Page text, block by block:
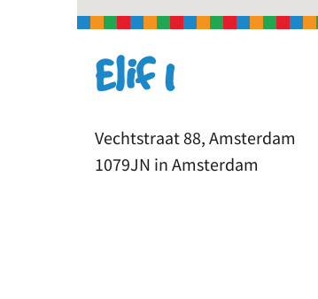
Elif 1
Vechtstraat 88, Amsterdam
1079JN in Amsterdam